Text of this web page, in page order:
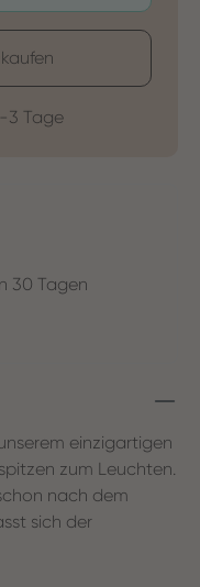
3 Tage
30 Tagen
einzigartigen
zum Leuchten.
nach dem
sich der